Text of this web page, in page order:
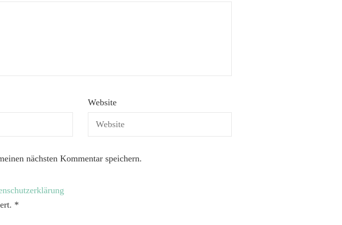
Website
nächsten Kommentar speichern.
*